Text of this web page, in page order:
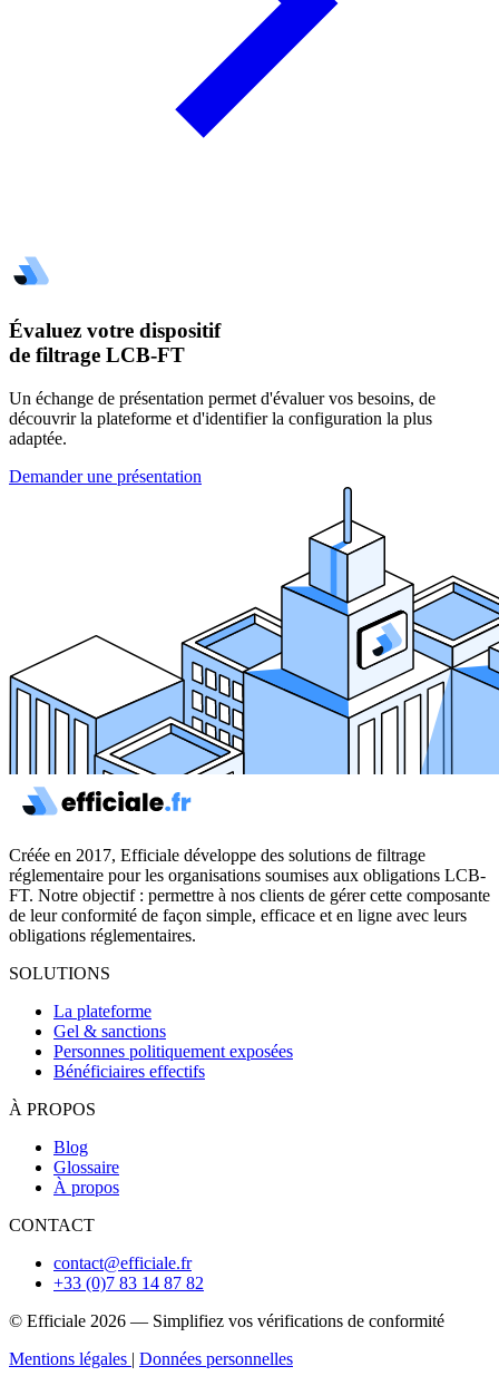
Évaluez votre dispositif
de filtrage LCB-FT
Un échange de présentation permet d'évaluer vos besoins, de
découvrir la plateforme et d'identifier la configuration la plus
adaptée.
Demander une présentation
Créée en 2017, Efficiale développe des solutions de filtrage
réglementaire pour les organisations soumises aux obligations LCB-
FT. Notre objectif : permettre à nos clients de gérer cette composante
de leur conformité de façon simple, efficace et en ligne avec leurs
obligations réglementaires.
SOLUTIONS
La plateforme
Gel & sanctions
Personnes politiquement exposées
Bénéficiaires effectifs
À PROPOS
Blog
Glossaire
À propos
CONTACT
contact@efficiale.fr
+33 (0)7 83 14 87 82
© Efficiale 2026 — Simplifiez vos vérifications de conformité
Mentions légales | Données personnelles